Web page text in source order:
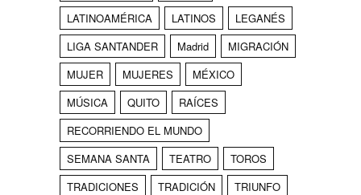
LATINOAMÉRICA
LATINOS
LEGANÉS
LIGA SANTANDER
Madrid
MIGRACIÓN
MUJER
MUJERES
MÉXICO
MÚSICA
QUITO
RAÍCES
RECORRIENDO EL MUNDO
SEMANA SANTA
TEATRO
TOROS
TRADICIONES
TRADICIÓN
TRIUNFO